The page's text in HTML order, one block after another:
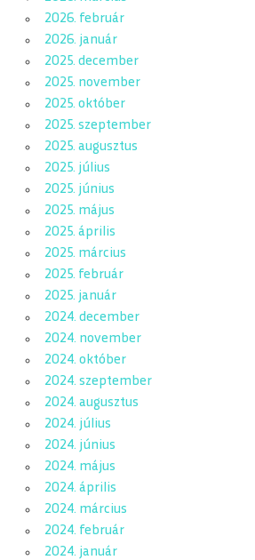
2026. február
2026. január
2025. december
2025. november
2025. október
2025. szeptember
2025. augusztus
2025. július
2025. június
2025. május
2025. április
2025. március
2025. február
2025. január
2024. december
2024. november
2024. október
2024. szeptember
2024. augusztus
2024. július
2024. június
2024. május
2024. április
2024. március
2024. február
2024. január